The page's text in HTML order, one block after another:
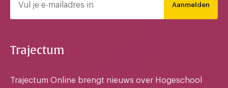
Aanmelden
Trajectum
Trajectum Online brengt nieuws over Hogeschool